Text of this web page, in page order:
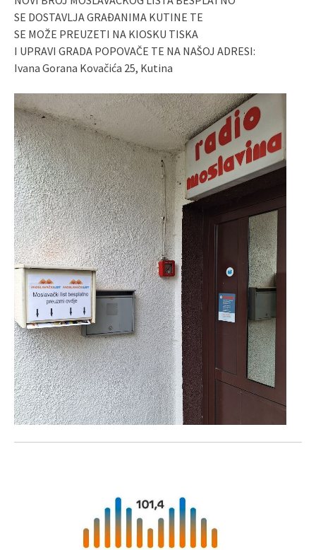
SE DOSTAVLJA GRAĐANIMA KUTINE TE
SE MOŽE PREUZETI NA KIOSKU TISKA
I UPRAVI GRADA POPOVAČE TE NA NAŠOJ ADRESI:
Ivana Gorana Kovačića 25, Kutina